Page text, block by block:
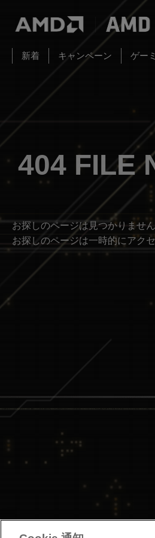
新着 キャンペーン ゲー
404 FILE
お探しのページは見つかりません
お探しのページは一時的にアク